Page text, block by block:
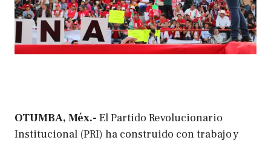
OTUMBA, Méx.- El Partido Revolucionario
Institucional (PRI) ha construido con trabajo y